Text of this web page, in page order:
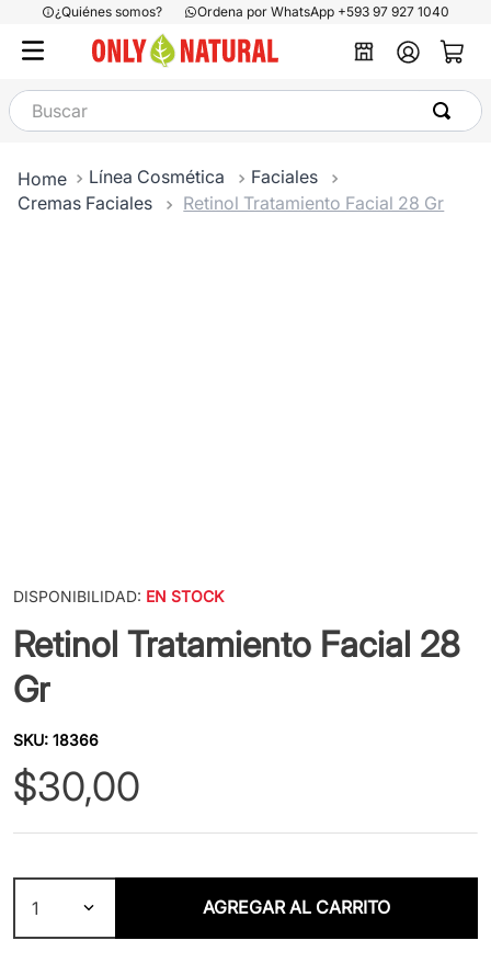
¿Quiénes somos? Ordena por WhatsApp +593 97 927 1040
Buscar
Línea Cosmética
Faciales
Cremas Faciales
Retinol Tratamiento Facial 28 Gr
DISPONIBILIDAD: EN STOCK
Retinol Tratamiento Facial 28
Gr
SKU:18366
$30,00
1 AGREGAR AL CARRITO